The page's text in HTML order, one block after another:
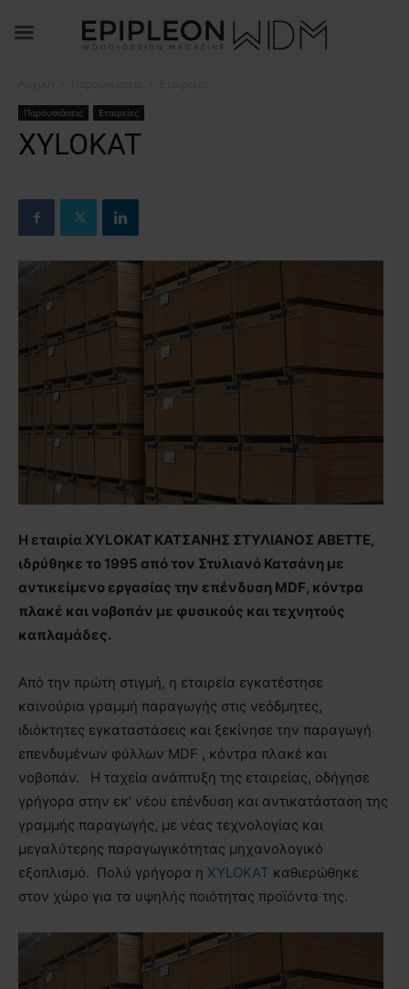
Παρουσιάσεις Εταιρείες
XYLOKAT
Η εταιρία XYLOKAT ΚΑΤΣΑΝΗΣ ΣΤΥΛΙΑΝΟΣ ΑΒΕΤΤΕ,
ιδρύθηκε το 1995 από τον Στυλιανό Κατσάνη με
αντικείμενο εργασίας την επένδυση MDF, κόντρα
πλακέ και νοβοπάν με φυσικούς και τεχνητούς
καπλαμάδες.
Από την πρώτη στιγμή, η εταιρεία εγκατέστησε
καινούρια γραμμή παραγωγής στις νεόδμητες,
ιδιόκτητες εγκαταστάσεις και ξεκίνησε την παραγωγή
επενδυμένων φύλλων MDF , κόντρα πλακέ και
νοβοπάν. Η ταχεία ανάπτυξη της εταιρείας, οδήγησε
γρήγορα στην εκ’ νέου επένδυση και αντικατάσταση της
γραμμής παραγωγής, με νέας τεχνολογίας και
μεγαλύτερης παραγωγικότητας μηχανολογικό
εξοπλισμό. Πολύ γρήγορα η XYLOKAT καθιερώθηκε
στον χώρο για τα υψηλής ποιότητας προϊόντα της.